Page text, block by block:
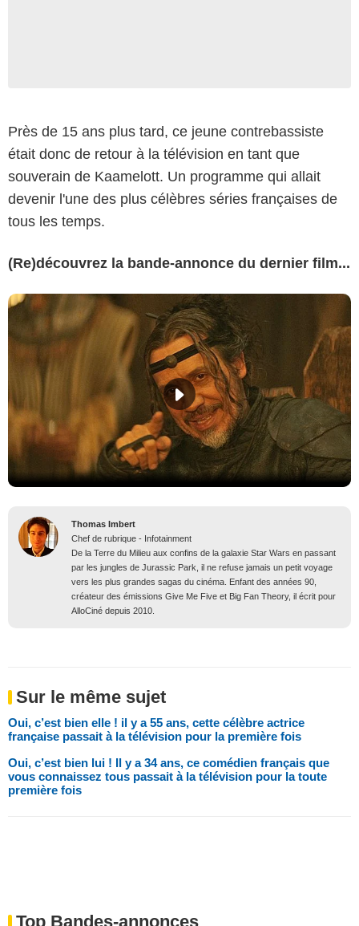
Près de 15 ans plus tard, ce jeune contrebassiste
était donc de retour à la télévision en tant que
souverain de Kaamelott. Un programme qui allait
devenir l'une des plus célèbres séries françaises de
tous les temps.
(Re)découvrez la bande-annonce du dernier film...
Thomas Imbert
Chef de rubrique - Infotainment
De la Terre du Milieu aux confins de la galaxie Star Wars en passant
par les jungles de Jurassic Park, il ne refuse jamais un petit voyage
vers les plus grandes sagas du cinéma. Enfant des années 90,
créateur des émissions Give Me Five et Big Fan Theory, il écrit pour
AlloCiné depuis 2010.
Sur le même sujet
Oui, c’est bien elle ! il y a 55 ans, cette célèbre actrice
française passait à la télévision pour la première fois
Oui, c’est bien lui ! Il y a 34 ans, ce comédien français que
vous connaissez tous passait à la télévision pour la toute
première fois
Top Bandes-annonces